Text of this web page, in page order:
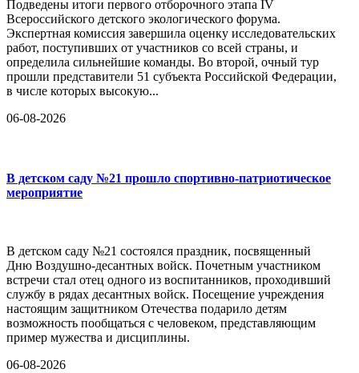
Подведены итоги первого отборочного этапа IV
Всероссийского детского экологического форума.
Экспертная комиссия завершила оценку исследовательских
работ, поступивших от участников со всей страны, и
определила сильнейшие команды. Во второй, очный тур
прошли представители 51 субъекта Российской Федерации,
в числе которых высокую...
06-08-2026
В детском саду №21 прошло спортивно-патриотическое
мероприятие
В детском саду №21 состоялся праздник, посвященный
Дню Воздушно-десантных войск. Почетным участником
встречи стал отец одного из воспитанников, проходивший
службу в рядах десантных войск. Посещение учреждения
настоящим защитником Отечества подарило детям
возможность пообщаться с человеком, представляющим
пример мужества и дисциплины.
06-08-2026